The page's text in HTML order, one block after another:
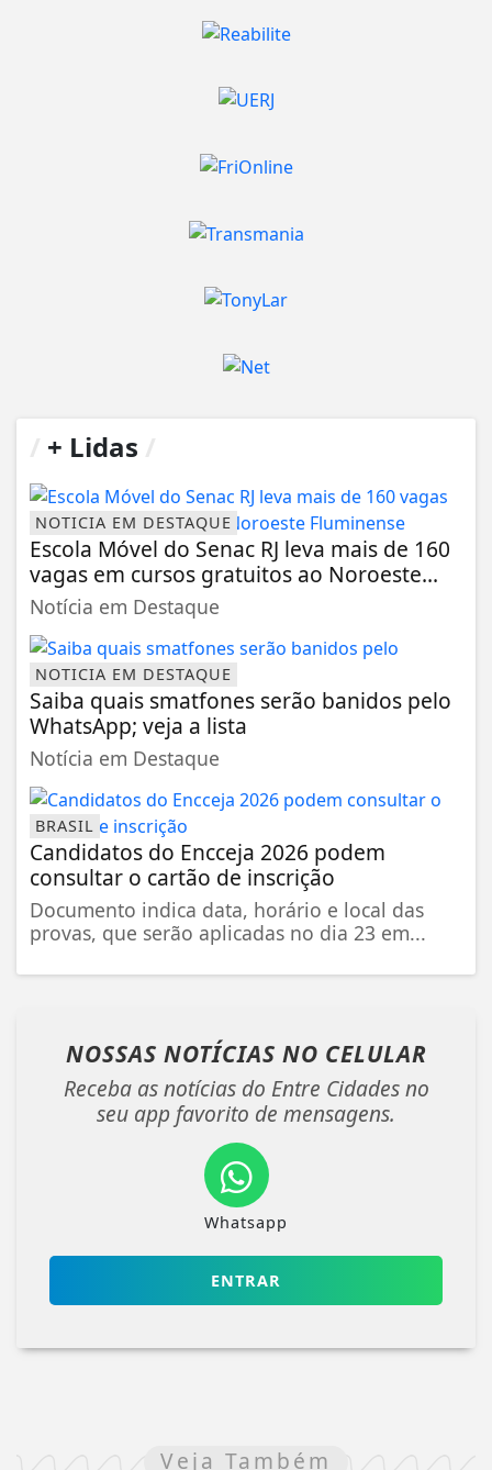
+ Lidas
NOTICIA EM DESTAQUE
Escola Móvel do Senac RJ leva mais de 160
vagas em cursos gratuitos ao Noroeste...
Notícia em Destaque
NOTICIA EM DESTAQUE
Saiba quais smatfones serão banidos pelo
WhatsApp; veja a lista
Notícia em Destaque
BRASIL
Candidatos do Encceja 2026 podem
consultar o cartão de inscrição
Documento indica data, horário e local das
provas, que serão aplicadas no dia 23 em...
NOSSAS NOTÍCIAS NO CELULAR
Receba as notícias do Entre Cidades no
seu app favorito de mensagens.
Whatsapp
ENTRAR
Veja Também